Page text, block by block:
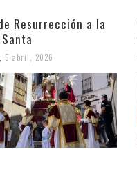
Resurrección a la
5 abril, 2026